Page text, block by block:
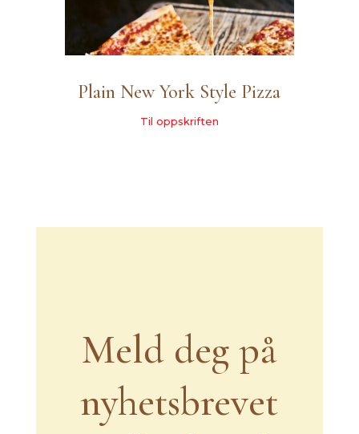
Plain New York Style Pizza
Til oppskriften
Meld deg på
nyhetsbrevet